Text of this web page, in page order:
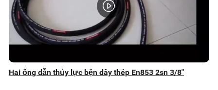
Hai ống dẫn thủy lực bện dây thép En853 2sn 3/8"